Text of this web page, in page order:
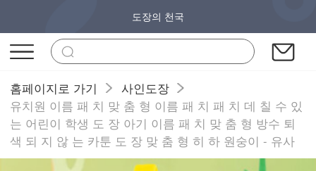
도장의 천국
홈페이지로 가기
사인도장
유치원 이름 패 치 맞 춤 형 이름 패 치 패 치 데 칠 수 있
는 어린이 학생 도 장 아기 이름 패 치 맞 춤 형 방수 퇴
색 되 지 않 는 카툰 도 장 맞 춤 형 히 하 원숭이 - 유사